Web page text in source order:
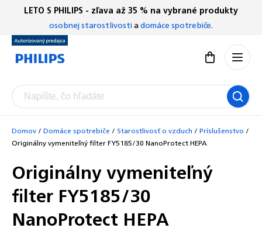
Prejsť
obsah
LETO S PHILIPS - zľava až 35 % na vybrané produkty
osobnej starostlivostiadomáce spotrebiče.
Nákupný
Domov/Domáce spotrebiče /Starostlivosť o vzduch /Príslušenstvo /
Originálny vymeniteľný filter FY5185/30 NanoProtect HEPA
Originálny vymeniteľný
filter FY5185/30
NanoProtect HEPA
Chatbot Filip
Autorizovaný predajce